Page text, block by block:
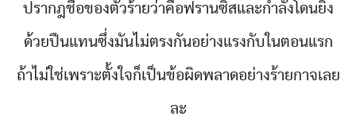
ปรากฎชื่อของตัวร้ายว่าคือฟรานซิสและกำลังโดนยิง
ด้วยปืนแทนซึ่งมันไม่ตรงกันอย่างแรงกับในตอนแรก
ถ้าไม่ใช่เพราะตั้งใจก็เป็นข้อผิดพลาดอย่างร้ายกาจเลย
ละ